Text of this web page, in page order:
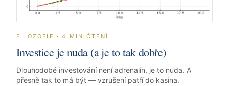
FILOZOFIE ·4 MIN ČTENÍ
Investice je nuda (a je to tak dobře)
Dlouhodobé investování není adrenalin, je to nuda. A
přesně tak to má být — vzrušení patří do kasina.